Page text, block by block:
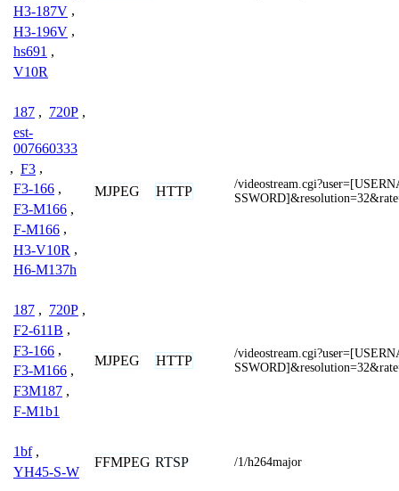
H3-187V ,
H3-196V ,
hs691 ,
V10R
187 , 720P ,
est-
007660333
, F3 ,
F3-166 ,
F3-M166 ,
F-M166 ,
H3-V10R ,
H6-M137h
MJPEG HTTP
/
187 , 720P ,
F2-611B ,
F3-166 ,
F3-M166 ,
F3M187 ,
F-M1b1
MJPEG HTTP
/
1bf ,
YH45-S-W
FFMPEG RTSP /1/h264major